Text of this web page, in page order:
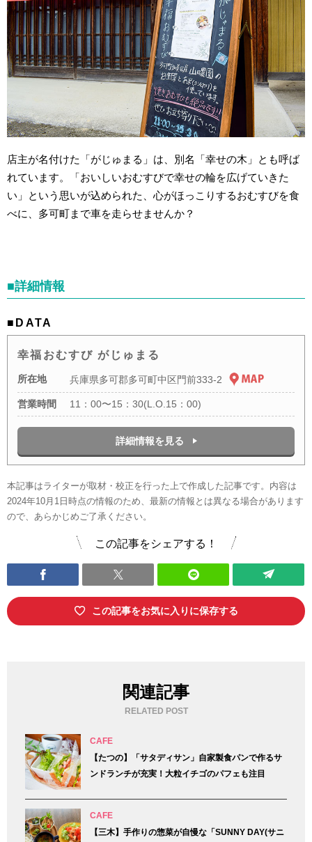
店主が名付けた「がじゅまる」は、別名「幸せの木」とも呼ば
れています。「おいしいおむすびで幸せの輪を広げていきた
い」という思いが込められた、心がほっこりするおむすびを食
べに、多可町まで車を走らせませんか？
■詳細情報
■DATA
幸福おむすび がじゅまる
所在地 兵庫県多可郡多可町中区門前333-2
営業時間 11：00〜15：30(L.O.15：00)
詳細情報を見る
本記事はライターが取材・校正を行った上で作成した記事です。内容は
2024年10月1日時点の情報のため、最新の情報とは異なる場合があります
ので、あらかじめご了承ください。
この記事をシェアする！
この記事をお気に入りに保存する
関連記事
RELATED POST
CAFE
【たつの】「サタディサン」自家製食パンで作るサ
ンドランチが充実！大粒イチゴのパフェも注目
CAFE
【三木】手作りの惣菜が自慢な「SUNNY DAY(サニ